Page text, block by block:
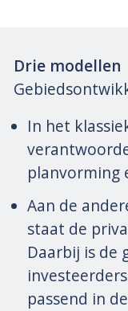
Drie modellen
In het
planvorming
Aan de
staat de
Daarbij is de
passend in